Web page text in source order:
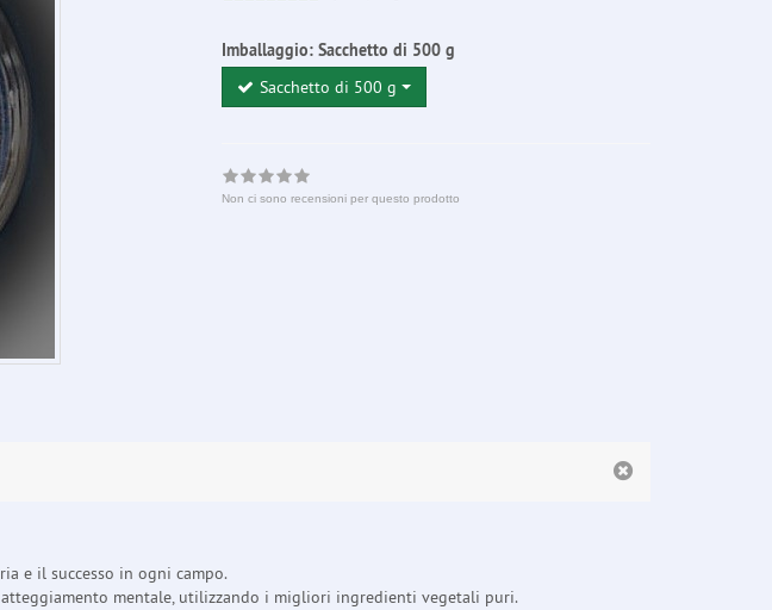
Imballaggio: Sacchetto di 500 g
Sacchetto di 500 g
Non ci sono recensioni per questo prodotto
e il successo in ogni campo.
mentale, utilizzando i migliori ingredienti vegetali puri.